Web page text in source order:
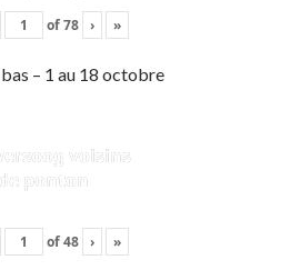
of78 › »
– 1 au 18 octobre
voisins
ponton
of48 › »